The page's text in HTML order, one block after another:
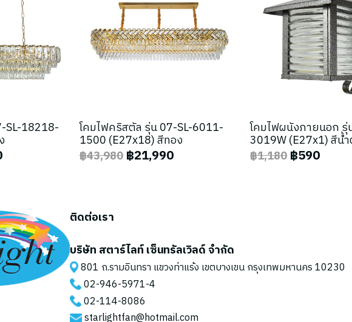
SL-18218- โคมไฟคริสตัล รุ่น 07-SL-6011-
1500 (E27x18) สีทอง
฿43,980 ฿21,990
โคมไฟผนังภายนอก รุ่
3019W (E27x1) สีน้ำ
฿1,180 ฿590
ติดต่อเรา
บริษัท สตาร์ไลท์ เซ็นทรัลเวิลด์ จำกัด
801 ถ.รามอินทรา แขวงท่าแร้ง เขตบางเขน กรุงเทพมหานคร 10230
02-946-5971-4
02-114-8086
starlightfan@hotmail.com